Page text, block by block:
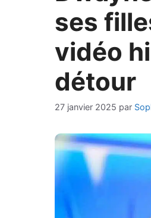
ses
vidéo
détour
27 janvier 2025 par